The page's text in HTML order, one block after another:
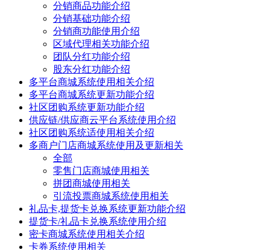
分销商品功能介绍
分销基础功能介绍
分销商功能使用介绍
区域代理相关功能介绍
团队分红功能介绍
股东分红功能介绍
多平台商城系统使用相关介绍
多平台商城系统更新功能介绍
社区团购系统更新功能介绍
供应链/供应商云平台系统使用介绍
社区团购系统适使用相关介绍
多商户门店商城系统使用及更新相关
全部
零售门店商城使用相关
拼团商城使用相关
引流投票商城系统使用相关
礼品卡,提货卡兑换系统更新功能介绍
提货卡/礼品卡兑换系统使用介绍
密卡商城系统使用相关介绍
卡券系统使用相关